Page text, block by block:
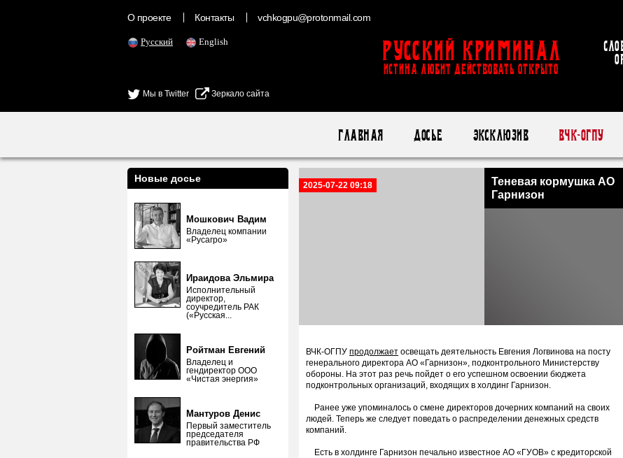
О проекте Контакты vchkogpu@protonmail.com
Русский English
Мы в Twitter Зеркало сайта
Русский Криминал
ИСТИНА ЛЮБИТ ДЕЙСТВОВАТЬ ОТКРЫТО
Главная Досье Эксклюзив ВЧК-ОГПУ
Новые досье
Мошкович Вадим
Владелец компании
«Русагро»
Ираидова Эльмира
Исполнительный
директор,
соучредитель РАК
(«Русская...
Ройтман Евгений
Владелец и
гендиректор ООО
«Чистая энергия»
Мантуров Денис
Первый заместитель
председателя
правительства РФ
2025-07-22 09:18
Теневая кормушка АО
Гарнизон
ВЧК-ОГПУ продолжает освещать деятельность Евгения Логвинова на посту
генерального директора АО «Гарнизон», подконтрольного Министерству
обороны. На этот раз речь пойдет о его успешном освоении бюджета
подконтрольных организаций, входящих в холдинг Гарнизон.
Ранее уже упоминалось о смене директоров дочерних компаний на своих
людей. Теперь же следует поведать о распределении денежных средств
компаний.
Есть в холдинге Гарнизон печально известное АО «ГУОВ» с кредиторской